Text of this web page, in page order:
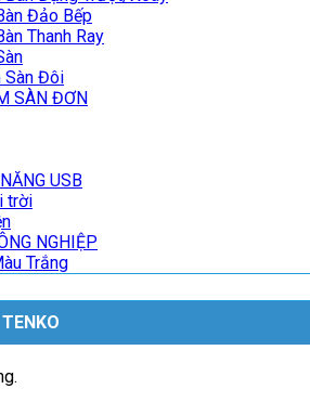
Đảo Bếp
Thanh Ray
Sàn Đôi
SÀN ĐƠN
USB
trời
NGHIỆP
Trắng